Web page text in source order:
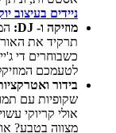
ניידים בעיצוב
מוזיקה ו- DJ
:
תרקיד את
כשבוחרים די
לטעמכם
בידור
שקופיות עם
אולי קריוקי
מצווה בטבע?